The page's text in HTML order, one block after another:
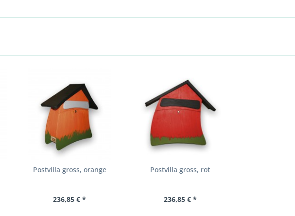
Postvilla gross, orange
236,85 € *
Postvilla gross, rot
236,85 € *